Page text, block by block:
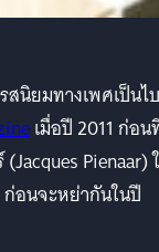
สนิยมทางเพศเป็นไบ
เมื่อปี 2011 ก่อ
Pienaar)
ก่อนจะหย่ากันในปี